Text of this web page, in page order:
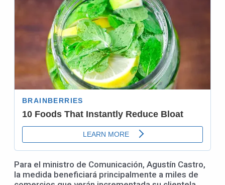
Para el ministro de Comunicación, Agustín Castro,
la medida beneficiará principalmente a miles de